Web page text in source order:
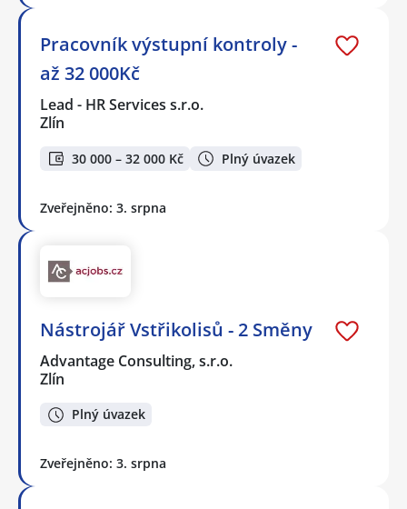
Pracovník výstupní kontroly -
až 32 000Kč
Lead - HR Services s.r.o.
Zlín
30 000 – 32 000 Kč Plný úvazek
Zveřejněno: 3. srpna
Nástrojář Vstřikolisů - 2 Směny
Advantage Consulting, s.r.o.
Zlín
Plný úvazek
Zveřejněno: 3. srpna